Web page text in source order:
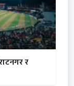
र